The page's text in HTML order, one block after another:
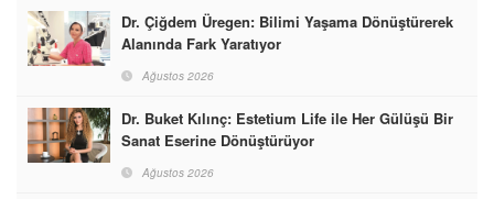
Dr. Çiğdem Üregen: Bilimi Yaşama Dönüştürerek
Alanında Fark Yaratıyor
Ağustos 2026
Dr. Buket Kılınç: Estetium Life ile Her Gülüşü Bir
Sanat Eserine Dönüştürüyor
Ağustos 2026